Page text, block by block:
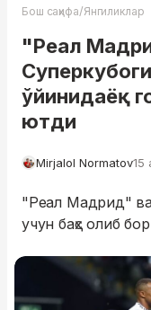
Бош саҳифа/Янгиликлар
"Реал
ўйинидаёқ
ютди
Mirjalol Normatov15
"Реал Мадрид"
учун баҳс олиб